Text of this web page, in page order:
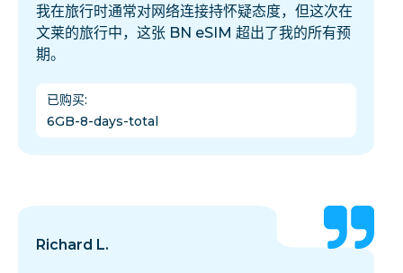
我在旅行时通常对网络连接持怀疑态度，但这次在
文莱的旅行中，这张 BN eSIM 超出了我的所有预
期。
已购买:
6GB-8-days-total
Richard L.